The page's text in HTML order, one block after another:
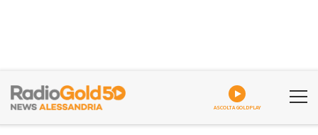
ASCOLTA GOLDPLAY